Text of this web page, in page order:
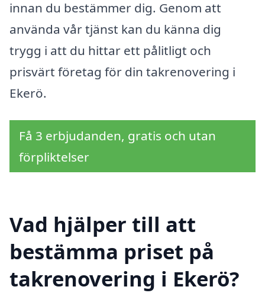
innan du bestämmer dig. Genom att
använda vår tjänst kan du känna dig
trygg i att du hittar ett pålitligt och
prisvärt företag för din takrenovering i
Ekerö.
Få 3 erbjudanden, gratis och utan
förpliktelser
Vad hjälper till att
bestämma priset på
takrenovering i Ekerö?